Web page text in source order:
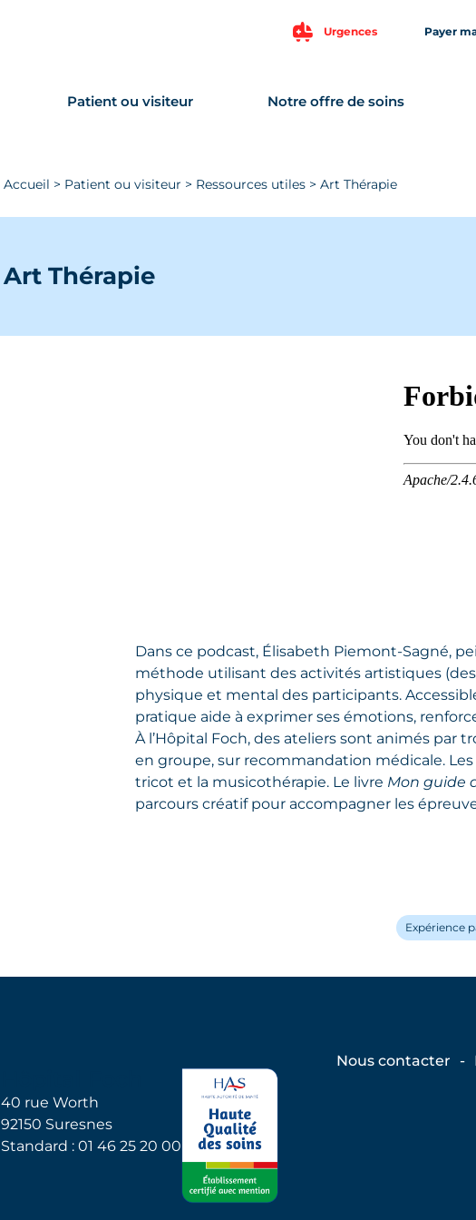
Urgences Payer
Patient ou visiteur Notre offre de soins
Accueil > Patient ou visiteur > Ressources utiles > Art Thérapie
Art Thérapie
Dans ce podcast, Élisabeth Piemont-Sagné,
méthode utilisant des activités artistiques
physique et mental des participants.
pratique aide à exprimer ses émotions,
À l’Hôpital Foch, des ateliers sont animés par
en groupe, sur recommandation médicale.
tricot et la musicothérapie. Le livre Mon guide
parcours créatif pour accompagner les
Expérience
40 rue Worth
92150 Suresnes
Standard : 01 46 25 20 00
Nous contacter